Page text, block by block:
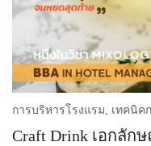
การบริหารโรงแรม, เทคนิค
Craft Drink เอกลัก